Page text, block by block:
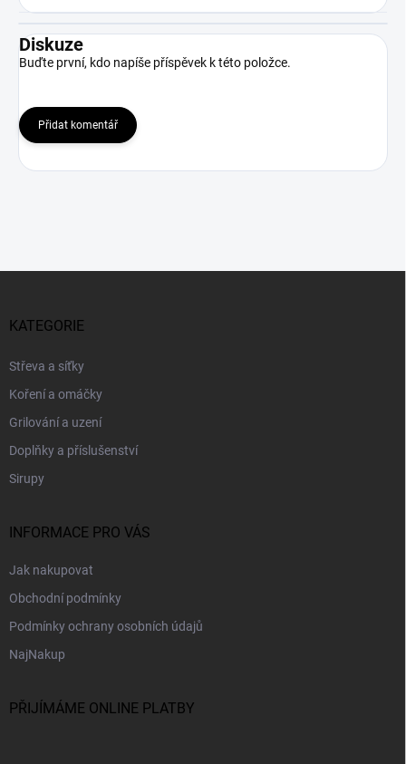
Diskuze
Buďte první, kdo napíše příspěvek k této položce.
Přidat komentář
KATEGORIE
Střeva a síťky
Koření a omáčky
Grilování a uzení
Doplňky a příslušenství
Sirupy
INFORMACE PRO VÁS
Jak nakupovat
Obchodní podmínky
Podmínky ochrany osobních údajů
NajNakup
PŘIJÍMÁME ONLINE PLATBY